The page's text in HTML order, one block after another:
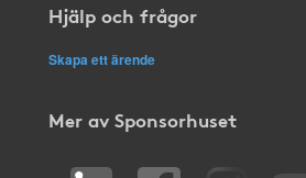
Hjälp och frågor
Skapa ett ärende
Mer av Sponsorhuset